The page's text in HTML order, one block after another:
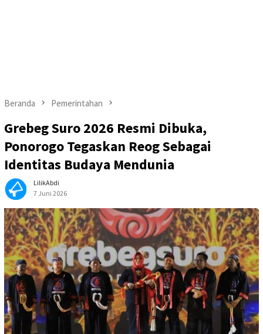
Beranda Pemerintahan
Grebeg Suro 2026 Resmi Dibuka,
Ponorogo Tegaskan Reog Sebagai
Identitas Budaya Mendunia
LilikAbdi
7 Juni 2026